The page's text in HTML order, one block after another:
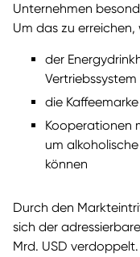
Unternehmen
Um das zu
der
die
Kooperationen
um
können
Durch den
sich der
Mrd. USD verdoppelt.